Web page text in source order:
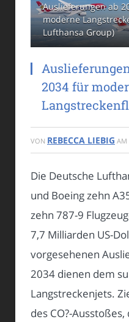
Auslieferungen ab
moderne
Lufthansa Group)
2034 für
VON REBECCA LIEBIG AM
Die Deutsche
und Boeing zehn
zehn 787-9
7,7 Milliarden US-
vorgesehenen
2034 dienen dem
Langstreckenjets.
des CO?-